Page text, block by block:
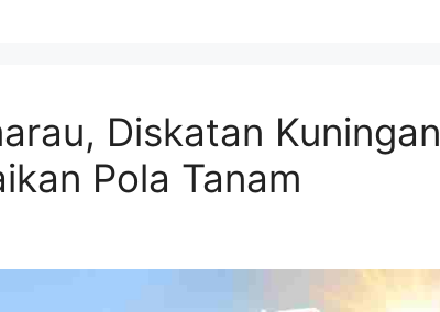
Diskatan Kuningan
Pola Tanam